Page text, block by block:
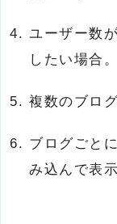
ユーザー数
したい場合。
複数のブロ
ブログごと
み込んで表